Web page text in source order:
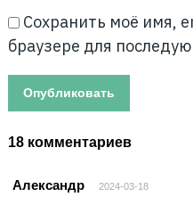
Сохранить моё имя,
браузере для
18 комментариев
Александр 2024-03-18